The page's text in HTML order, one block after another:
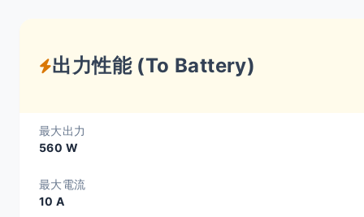
出力性能 (To Battery)
最大出力
560 W
最大電流
10 A